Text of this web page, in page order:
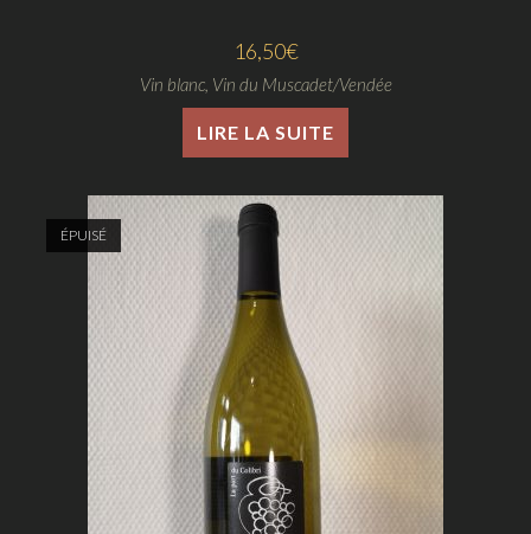
16,50€
Vin blanc, Vin du Muscadet/Vendée
LIRE LA SUITE
ÉPUISÉ